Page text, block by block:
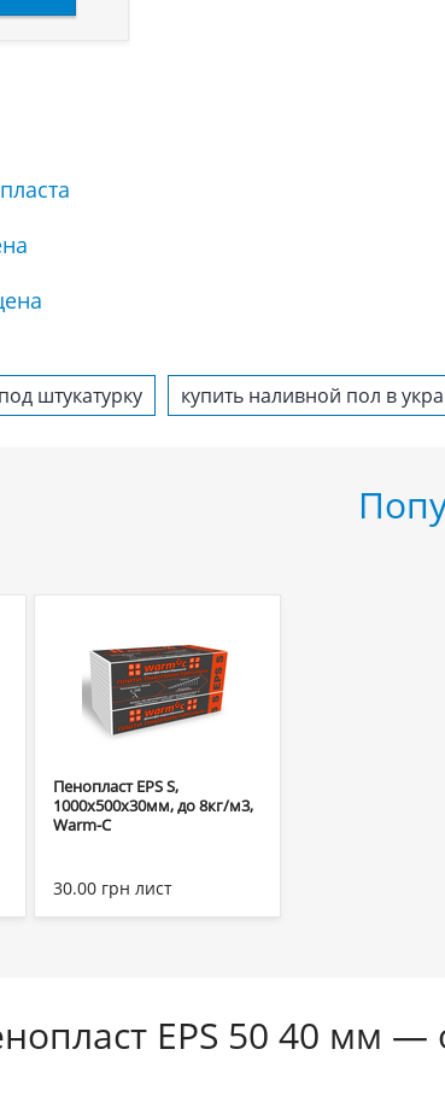
штукатурку купить наливной пол в
Пенопласт EPS S,
1000х500х30мм, до 8кг/м3,
Warm-C
30.00 грн лист
EPS 50 40 мм